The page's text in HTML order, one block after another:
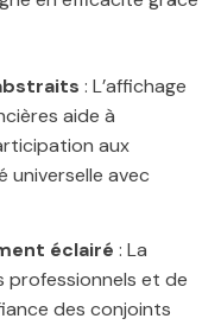
: L’affichage
aide à
aux
universelle avec
éclairé : La
professionnels et de
des conjoints